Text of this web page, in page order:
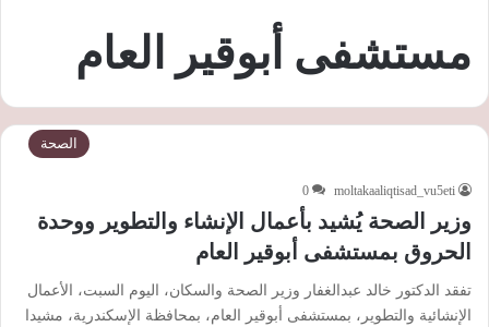
مستشفى أبوقير العام
الصحة
moltakaaliqtisad_vu5eti
0
وزير الصحة يُشيد بأعمال الإنشاء والتطوير ووحدة
الحروق بمستشفى أبوقير العام
تفقد الدكتور خالد عبدالغفار وزير الصحة والسكان، اليوم السبت، الأعمال
الإنشائية والتطوير، بمستشفى أبوقير العام، بمحافظة الإسكندرية، مشيدا